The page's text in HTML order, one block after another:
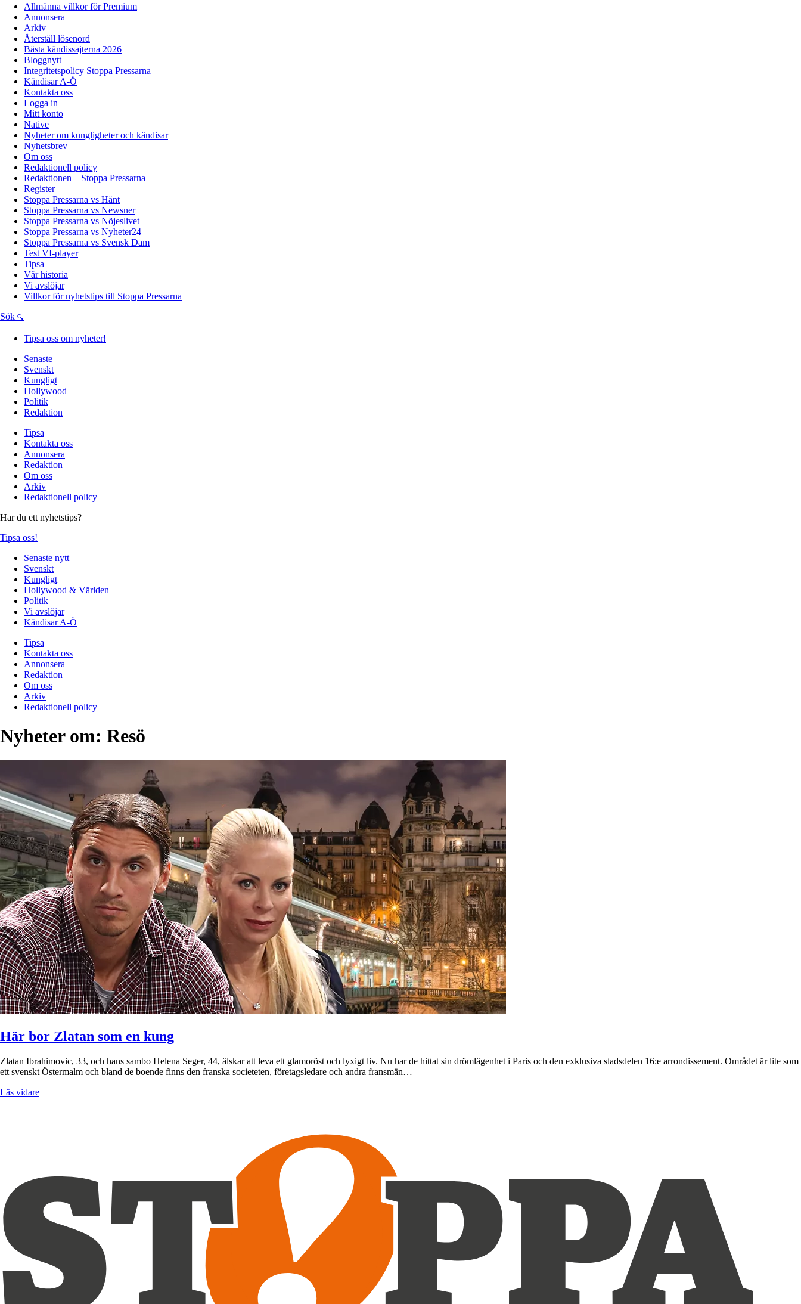
Allmänna villkor för Premium
Annonsera
Arkiv
Återställ lösenord
Bästa kändissajterna 2026
Bloggnytt
Integritetspolicy Stoppa Pressarna
Kändisar A-Ö
Kontakta oss
Logga in
Mitt konto
Native
Nyheter om kungligheter och kändisar
Nyhetsbrev
Om oss
Redaktionell policy
Redaktionen – Stoppa Pressarna
Register
Stoppa Pressarna vs Hänt
Stoppa Pressarna vs Newsner
Stoppa Pressarna vs Nöjeslivet
Stoppa Pressarna vs Nyheter24
Stoppa Pressarna vs Svensk Dam
Test VI-player
Tipsa
Vår historia
Vi avslöjar
Villkor för nyhetstips till Stoppa Pressarna
Sök
Tipsa oss om nyheter!
Senaste
Svenskt
Kungligt
Hollywood
Politik
Redaktion
Tipsa
Kontakta oss
Annonsera
Redaktion
Om oss
Arkiv
Redaktionell policy
Har du ett nyhetstips?
Tipsa oss!
Senaste nytt
Svenskt
Kungligt
Hollywood & Världen
Politik
Vi avslöjar
Kändisar A-Ö
Tipsa
Kontakta oss
Annonsera
Redaktion
Om oss
Arkiv
Redaktionell policy
Nyheter om: Resö
Här bor Zlatan som en kung
Zlatan Ibrahimovic, 33, och hans sambo Helena Seger, 44, älskar att leva ett glamoröst och lyxigt liv. Nu har de hittat sin drömlägenhet i Paris och den exklusiva stadsdelen 16:e arrondissement. Området är lite som
ett svenskt Östermalm och bland de boende finns den franska societeten, företagsledare och andra fransmän…
Läs vidare